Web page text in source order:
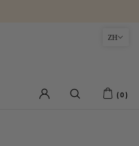
( 0 )
ZH